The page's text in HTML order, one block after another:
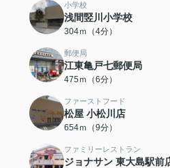
小学校
浅間竪川小学校
304ｍ（4分）
郵便局
江東亀戸七郵便局
475ｍ（6分）
ファーストフード
松屋 小松川店
654ｍ（9分）
ファミリーレストラン
ジョナサン 東大島駅前